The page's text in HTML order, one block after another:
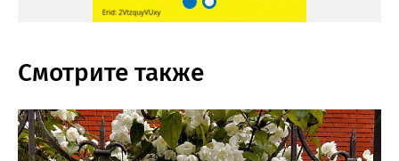
Смотрите также